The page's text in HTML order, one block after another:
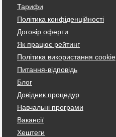
Тарифи
Політика конфіденційності
Договір оферти
Як працює рейтинг
Політика використання cookie
Питання-відповідь
Блог
Довідник процедур
Навчальні програми
Вакансії
Хештеги